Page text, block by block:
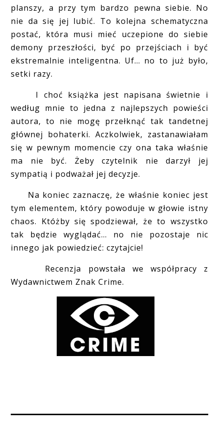
planszy, a przy tym bardzo pewna siebie. No
nie da się jej lubić. To kolejna schematyczna
postać, która musi mieć uczepione do siebie
demony przeszłości, być po przejściach i być
ekstremalnie inteligentna. Uf... no to już było,
setki razy.
I choć książka jest napisana świetnie i
według mnie to jedna z najlepszych powieści
autora, to nie mogę przełknąć tak tandetnej
głównej bohaterki. Aczkolwiek, zastanawiałam
się w pewnym momencie czy ona taka właśnie
ma nie być. Żeby czytelnik nie darzył jej
sympatią i podważał jej decyzje.
Na koniec zaznaczę, że właśnie koniec jest
tym elementem, który powoduje w głowie istny
chaos. Któżby się spodziewał, że to wszystko
tak będzie wyglądać... no nie pozostaje nic
innego jak powiedzieć: czytajcie!
Recenzja powstała we współpracy z
Wydawnictwem Znak Crime.